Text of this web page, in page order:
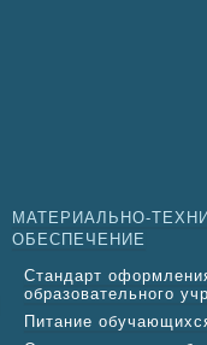
МАТЕРИАЛЬНО-
ОБЕСПЕЧЕНИЕ
Стандарт
образовательного
Питание